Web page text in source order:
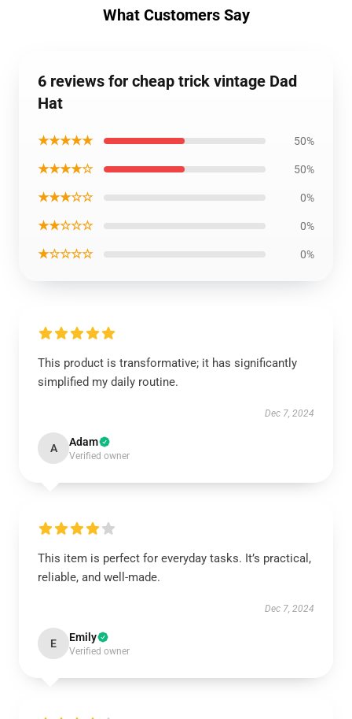
What Customers Say
6 reviews for cheap trick vintage Dad
Hat
★★★★★ 50%
★★★★☆ 50%
★★★☆☆ 0%
★★☆☆☆ 0%
★☆☆☆☆ 0%
This product is transformative; it has significantly
simplified my daily routine.
Dec 7, 2024
A Adam
Verified owner
This item is perfect for everyday tasks. It’s practical,
reliable, and well-made.
Dec 7, 2024
E Emily
Verified owner